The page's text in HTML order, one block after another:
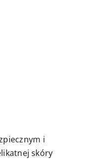
i
skóry